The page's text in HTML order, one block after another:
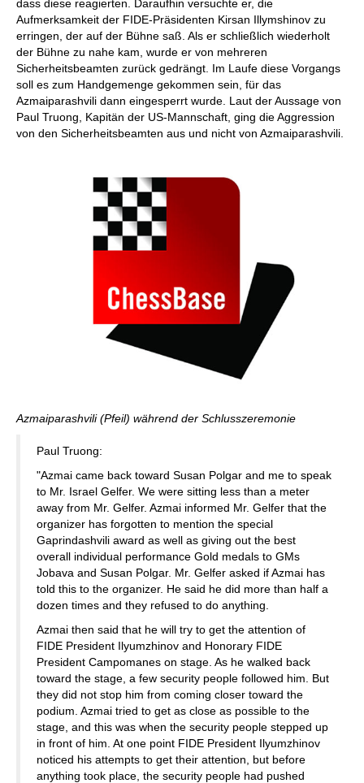
dass diese reagierten. Daraufhin versuchte er, die
Aufmerksamkeit der FIDE-Präsidenten Kirsan Illymshinov zu
erringen, der auf der Bühne saß. Als er schließlich wiederholt
der Bühne zu nahe kam, wurde er von mehreren
Sicherheitsbeamten zurück gedrängt. Im Laufe diese Vorgangs
soll es zum Handgemenge gekommen sein, für das
Azmaiparashvili dann eingesperrt wurde. Laut der Aussage von
Paul Truong, Kapitän der US-Mannschaft, ging die Aggression
von den Sicherheitsbeamten aus und nicht von Azmaiparashvili.
Azmaiparashvili (Pfeil) während der Schlusszeremonie
Paul Truong:
"Azmai came back toward Susan Polgar and me to speak
to Mr. Israel Gelfer. We were sitting less than a meter
away from Mr. Gelfer. Azmai informed Mr. Gelfer that the
organizer has forgotten to mention the special
Gaprindashvili award as well as giving out the best
overall individual performance Gold medals to GMs
Jobava and Susan Polgar. Mr. Gelfer asked if Azmai has
told this to the organizer. He said he did more than half a
dozen times and they refused to do anything.
Azmai then said that he will try to get the attention of
FIDE President Ilyumzhinov and Honorary FIDE
President Campomanes on stage. As he walked back
toward the stage, a few security people followed him. But
they did not stop him from coming closer toward the
podium. Azmai tried to get as close as possible to the
stage, and this was when the security people stepped up
in front of him. At one point FIDE President Ilyumzhinov
noticed his attempts to get their attention, but before
anything took place, the security people had pushed